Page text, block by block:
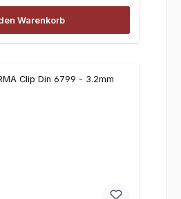
Warenkorb